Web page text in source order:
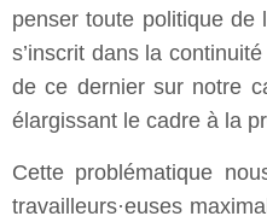
penser toute politique de
s’inscrit dans la
de ce dernier sur notre
élargissant le cadre à la
Cette problématique
travailleurs·euses